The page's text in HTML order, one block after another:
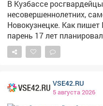
конфисковали. Третий
на участие в военной
закрыли.
В Кузбассе
несовершеннолетних,
Новокузнецке. Как пишет Горсайт, двое юношей 14 и
парень 17 лет
Новосибирска, однако
Родственники забили
беглецов на улице
Увидев служебную
VSE42.RU
5 августа 2026